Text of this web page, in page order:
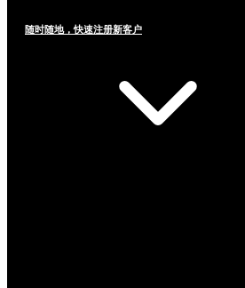
随时随地，快速注册新客户